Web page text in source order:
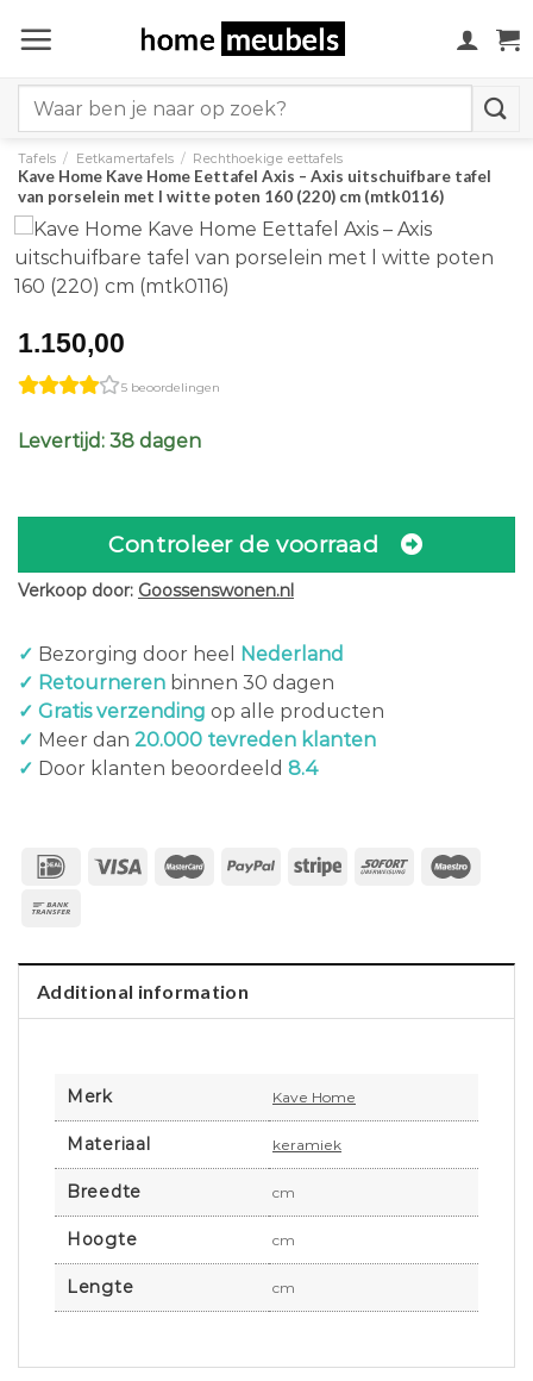
naar
for:
Tafels / Eetkamertafels / Rechthoekige eettafels
Kave Home Kave Home Eettafel Axis – Axis uitschuifbare tafel
van porselein met l witte poten 160 (220) cm (mtk0116)
1.150,00
5 beoordelingen
Levertijd: 38 dagen
Controleer de voorraad
Verkoop door: Goossenswonen.nl
✓ Bezorging door heel
Nederland
✓ Retourneren binnen 30 dagen
✓ Gratis verzending op alle producten
✓ Meer dan 20.000 tevreden klanten
✓ Door klanten beoordeeld 8.4
Additional information
Merk Kave Home
Materiaal keramiek
Breedte cm
Hoogte cm
Lengte cm